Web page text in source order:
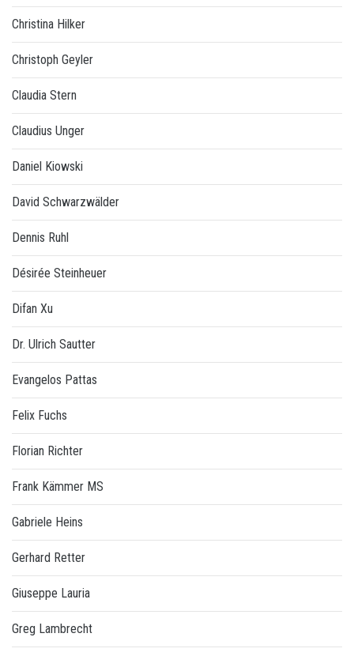
Christina Hilker
Christoph Geyler
Claudia Stern
Claudius Unger
Daniel Kiowski
David Schwarzwälder
Dennis Ruhl
Désirée Steinheuer
Difan Xu
Dr. Ulrich Sautter
Evangelos Pattas
Felix Fuchs
Florian Richter
Frank Kämmer MS
Gabriele Heins
Gerhard Retter
Giuseppe Lauria
Greg Lambrecht